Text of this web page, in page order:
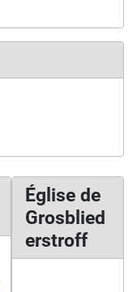
Église de
Grosblied
erstroff